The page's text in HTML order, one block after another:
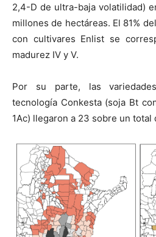
2,4-D de ultra-baja volatilidad)
millones de hectáreas. El 81%
con cultivares Enlist se
madurez IV y V.
Por su parte, las
tecnología Conkesta (soja Bt
1Ac) llegaron a 23 sobre un